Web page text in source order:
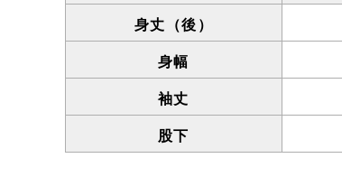
また、以下の理由からボトムの丈
●生地に厚みがあり、靴下をはいた
身丈（後）
身幅
袖丈
股下